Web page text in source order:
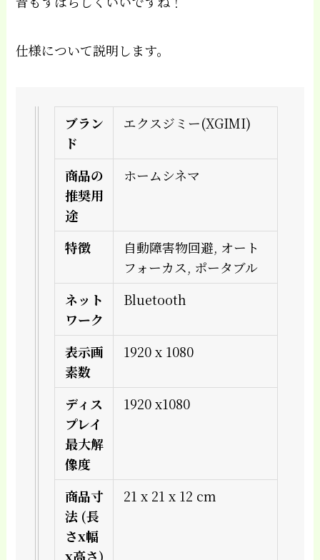
仕様について説明します。
ブラン
ド
エクスジミー(XGIMI)
商品の
推奨用
途
ホームシネマ
特徴
自動障害物回避, オート
フォーカス, ポータブル
ネット
ワーク
Bluetooth
表示画
素数
1920 x 1080
ディス
プレイ
最大解
像度
1920 x1080
商品寸
法 (長
さx幅
x高さ)
21 x 21 x 12 cm